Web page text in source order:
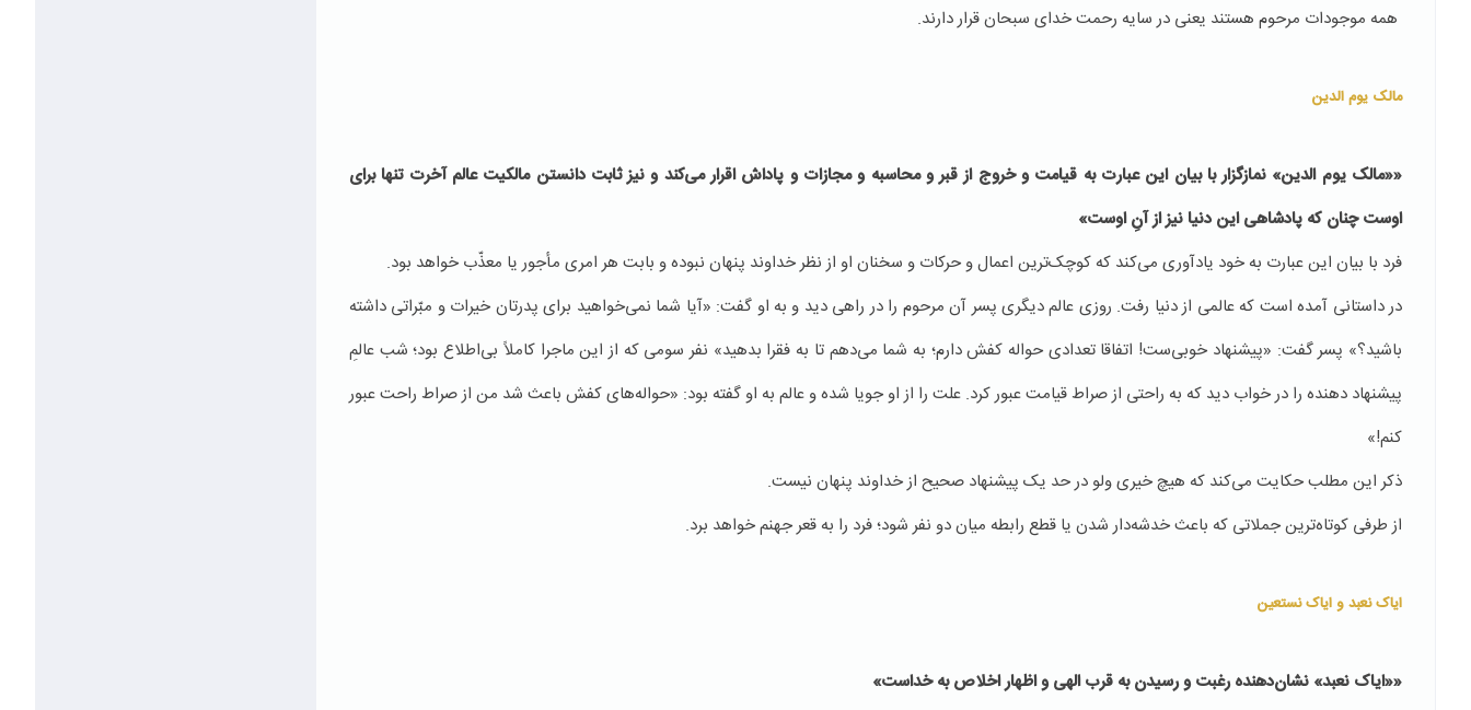
‌ همه‌ موجودات مرحوم هستند یعنی در سایه‌ رحمت خدای سبحان قرار دارند.
مالک یوم الدین
««مالک یوم الدین» نمازگزار با بیان این عبارت به قیامت و خروج از قبر و محاسبه و مجازات و پاداش اقرار می‌کند و نیز ثابت دانستن مالكیت عالم آخرت تنها براى
اوست چنان كه پادشاهى این دنیا نیز از آنِ اوست»
فرد با بیان این عبارت به خود یادآوری می‌کند که کوچک‌ترین اعمال و حرکات و سخنان او از نظر خداوند پنهان نبوده و بابت هر امری مأجور یا معذّب خواهد بود.
در داستانی آمده است كه عالمی از دنیا رفت. روزی عالم دیگری پسر آن مرحوم را در راهی دید و به او گفت: «‌آیا شما نمی‌خواهید برای پدرتان خیرات و مبّراتی داشته
باشید؟» پسر گفت: «پیشنهاد خوبی‌ست! اتفاقا تعدادی حواله‌ كفش دارم؛ به شما می‌دهم تا به فقرا بدهید» نفر سومی كه از این ماجرا كاملاً بی‌اطلاع بود؛ شب عالمِ
پیشنهاد دهنده را در خواب دید كه به راحتی از صراط قیامت عبور كرد. علت را از او جویا شده و عالم به او گفته بود: «حواله‌های کفش باعث شد من از صراط راحت عبور
کنم!»
ذكر این مطلب حكایت می‌كند كه هیچ خیری ولو در حد یک پیشنهاد صحیح از خداوند پنهان نیست.
از طرفی کوتاه‌ترین جملاتی که باعث خدشه‌دار شدن یا قطع رابطه میان دو نفر شود؛ فرد را به قعر جهنم خواهد برد.
ایاک نعبد و ایاک نستعین
««ایاک نعبد» نشان‌دهنده رغبت و رسیدن به قرب الهی و اظهار اخلاص به خداست»